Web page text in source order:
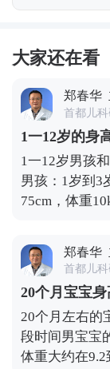
大家还在看
郑春华
首都儿
1一12岁的身
1一12岁男孩
男孩：1岁到3
75cm，体重
定，4岁身高
重9kg；6岁
个成长发育的
24kg；8岁身
体重30kg；10
145cm，体重
孩1到12岁的
郑春华
首都儿
20个月宝宝
20个月左右的
段时间男宝宝
体重大约在9.2